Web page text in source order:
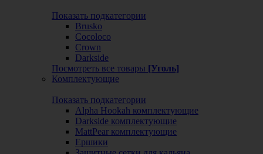
Показать подкатегории
Brusko
Cocoloco
Crown
Darkside
Посмотреть все товары [Уголь]
Комплектующие
Показать подкатегории
Alpha Hookah комплектующие
Darkside комплектующие
MattPear комплектующие
Ершики